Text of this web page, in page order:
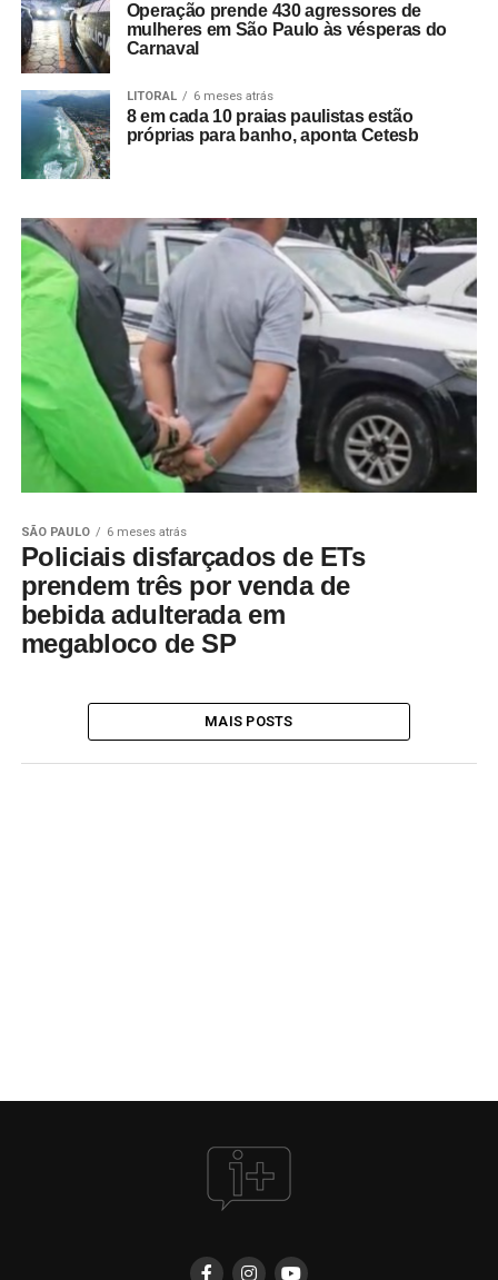
Operação prende 430 agressores de
mulheres em São Paulo às vésperas do
Carnaval
LITORAL 6 meses atrás
8 em cada 10 praias paulistas estão
próprias para banho, aponta Cetesb
SÃO PAULO 6 meses atrás
Policiais disfarçados de ETs
prendem três por venda de
bebida adulterada em
megabloco de SP
MAIS POSTS